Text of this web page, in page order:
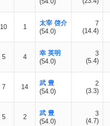
10 1
太宰 啓介
(54.0)
7
(14.4)
5 4
幸 英明
(54.0)
3
(5.4)
7 14
武 豊
(54.0)
2
(3.3)
5 2
武 豊
(54.0)
3
(4.7)